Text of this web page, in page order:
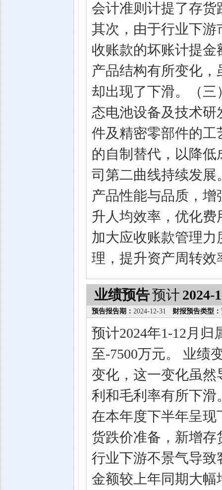
会计准则计提了存
其次，由于行业下
收账款的坏账计提
产品结构有所变化
却出现了下滑。（三
态电池设备及技术
件及精密零部件的
的自制替代，以降
司第二曲线持续发展
产品性能与品质，
升人均效率，优化
加大应收账款管理
理，提升资产周转效
业绩预告预计 2024-
预告报告期： 2024-12-31 财报预告类型：
预计2024年1-12月
至-7500万元。 业绩
变化，这一变化虽
利和毛利率有所下滑
在本年度下半年呈
货跌价准备，新增
行业下游不景气导
金额较上年同期大